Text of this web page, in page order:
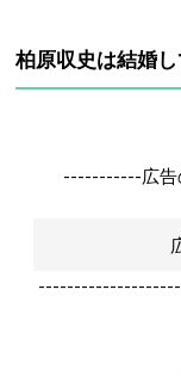
柏原収史は結婚
-----------広告